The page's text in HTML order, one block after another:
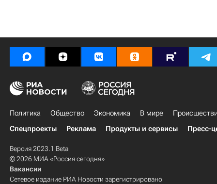
Политика Общество Экономика В мире
Спецпроекты
Реклама Продукты и сервисы Пресс-
Версия 2023.1 Beta
© 2026 МИА «Россия сегодня»
Вакансии
Сетевое издание РИА Новости зарегистрировано